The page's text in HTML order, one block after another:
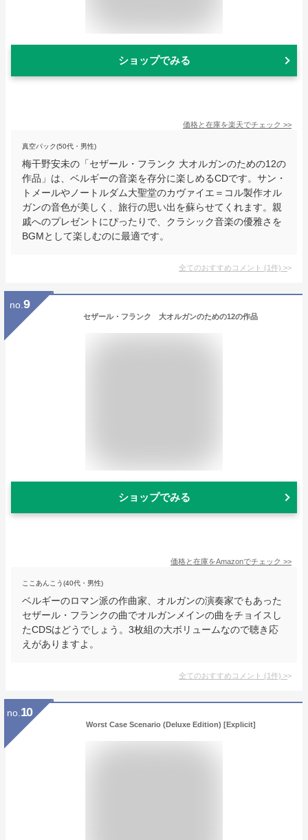
ショップでみる
価格と在庫を楽天でチェック >>
真空パック(50代・男性)
梅干野安未の「セザール・フランク 大オルガンのための12の
作品」は、ベルギーの音楽を存分に楽しめるCDです。サン・
トメールやノートルダム大聖堂のカヴァイエ＝コル製作オル
ガンの音色が美しく、旅行の思い出を蘇らせてくれます。親
戚へのプレゼントにぴったりで、クラシック音楽の優雅さを
BGMとして楽しむのに最適です。
全てのおすすめコメント (1件) >
no. 9
セザール・フランク 大オルガンのための12の作品
ショップでみる
価格と在庫をAmazonでチェック >>
ここあんこう(40代・男性)
ベルギーのロマン派の作曲家、オルガンの演奏家でもあった
セザール・フランクの曲でオルガンメインの曲をチョイスし
たCDSはどうでしょう。3枚組の大ボリュームなので聴き応
えがありますよ。
全てのおすすめコメント (1件) >
no. 10
Worst Case Scenario (Deluxe Edition) [Explicit]